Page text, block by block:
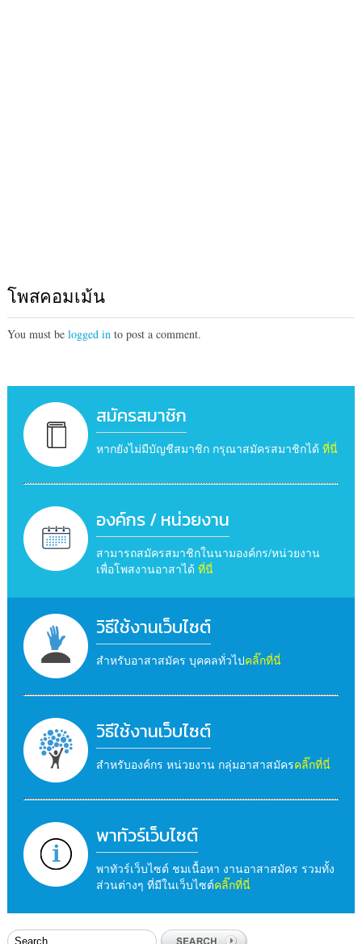
โพสคอมเม้น
You must be logged into post a comment.
สมัครสมาชิก
หากยังไม่มีบัญชีสมาชิก กรุณาสมัครสมาชิกได้ ที่นี่
องค์กร / หน่วยงาน
สามารถสมัครสมาชิกในนามองค์กร/หน่วยงาน
เพื่อโพสงานอาสาได้ ที่นี่
วิธีใช้งานเว็บไซต์
สำหรับอาสาสมัคร บุคคลทั่วไปคลิ๊กที่นี่
วิธีใช้งานเว็บไซต์
สำหรับองค์กร หน่วยงาน กลุ่มอาสาสมัครคลิ๊กที่นี่
พาทัวร์เว็บไซต์
พาทัวร์เว็บไซต์ ชมเนื้อหา งานอาสาสมัคร รวมทั้ง
ส่วนต่างๆ ที่มีในเว็บไซต์คลิ๊กที่นี่